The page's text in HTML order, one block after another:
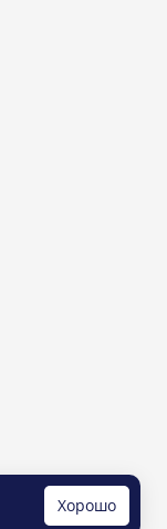
Хорошо